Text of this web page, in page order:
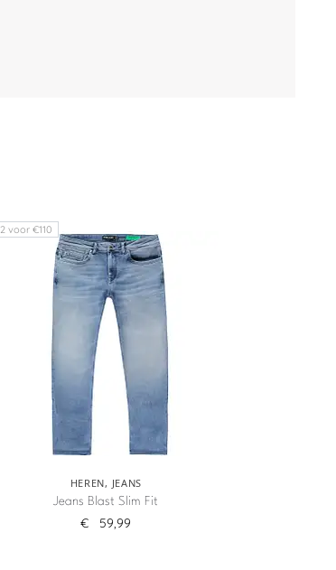
2 voor €110
HEREN, JEANS
Jeans Blast Slim Fit
€ 59,99